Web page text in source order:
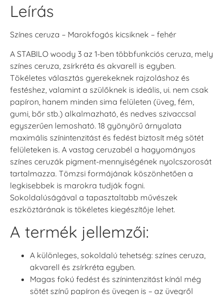
Leírás
Színes ceruza – Marokfogós kicsiknek – fehér
A STABILO woody 3 az 1-ben többfunkciós ceruza, mely
színes ceruza, zsírkréta és akvarell is egyben.
Tökéletes választás gyerekeknek rajzoláshoz és
festéshez, valamint a szülőknek is ideális, ui. nem csak
papíron, hanem minden sima felületen (üveg, fém,
gumi, bőr stb.) alkalmazható, és nedves szivaccsal
egyszerűen lemosható. 18 gyönyörű árnyalata
maximális színintenzitást és fedést biztosít még sötét
felületeken is. A vastag ceruzabél a hagyományos
színes ceruzák pigment-mennyiségének nyolcszorosát
tartalmazza. Tömzsi formájának köszönhetően a
legkisebbek is marokra tudják fogni.
Sokoldalúságával a tapasztaltabb művészek
eszköztárának is tökéletes kiegészítője lehet.
A termék jellemzői:
A különleges, sokoldalú tehetség: színes ceruza,
akvarell és zsírkréta egyben.
Magas fokú fedést és színintenzitást kínál még
sötét színű papíron és üvegen is – az üvegről